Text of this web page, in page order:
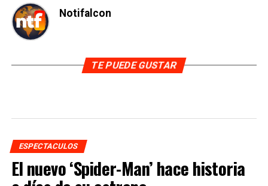
Notifalcon
TE PUEDE GUSTAR
ESPECTACULOS
El nuevo ‘Spider-Man’ hace historia